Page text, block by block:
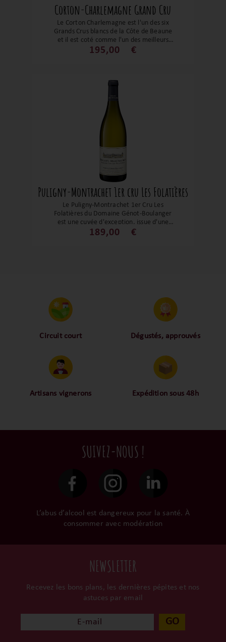
Corton-Charlemagne Grand Cru
Le Corton Charlemagne est l'un des six
Grands Crus blancs de la Côte de Beaune
et il est coté comme l'un des meilleurs
blancs du monde. Il faut savoir patienter
195,00 €
Puligny-Montrachet 1er cru Les Folatières
Le Puligny-Montrachet 1er Cru Les
Folatières du Domaine Génot-Boulanger
est une cuvée d'exception, issue d'une
parcelle de 0,35 hectare plantée dans les
équilibrée, marquée par une tension
dynamique et une finale persistante.
Vinifié selon des pratiques biologiques et
l'élégance et la complexité des grands
189,00 €
Circuit court
proche des consommateurs
! La proximité, le partage,
notre ADN c’est pourquoi
Dégustés, approuvés
approuvé toutes les
bouteilles sélectionnées,
alors oui ça fait beaucoup
mais nous sommes des
Artisans vignerons
terroir, iIs aiment
le gardent précieusement
passion avec nous.
Expédition sous 48h
commandes sont toutes
48h et confiées aux
SUIVEZ-NOUS !
L’abus d’alcool est dangereux pour la santé. À
consommer avec modération
NEWSLETTER
Recevez les bons plans, les dernières pépites et nos
astuces par email
GO